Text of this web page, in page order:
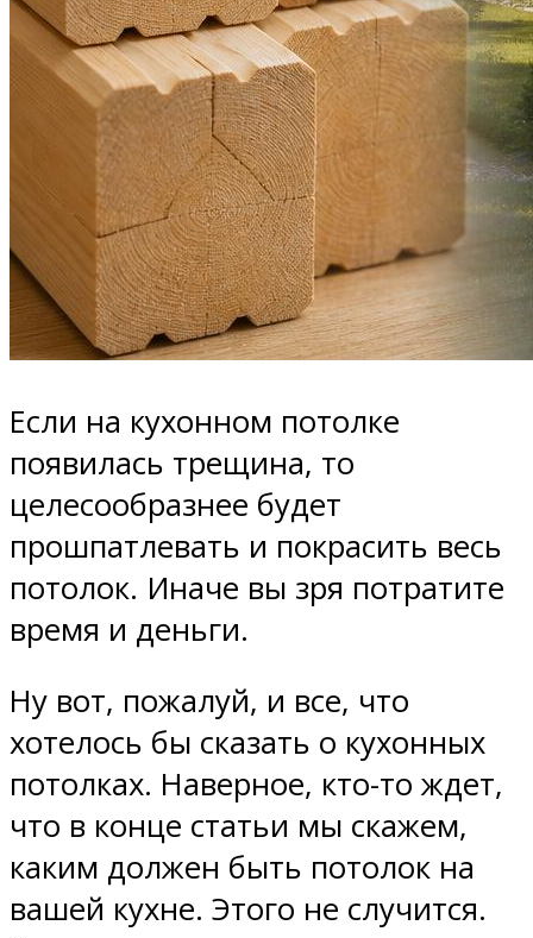
Если на кухонном потолке
появилась трещина, то
целесообразнее будет
прошпатлевать и покрасить весь
потолок. Иначе вы зря потратите
время и деньги.
Ну вот, пожалуй, и все, что
хотелось бы сказать о кухонных
потолках. Наверное, кто-то ждет,
что в конце статьи мы скажем,
каким должен быть потолок на
вашей кухне. Этого не случится.